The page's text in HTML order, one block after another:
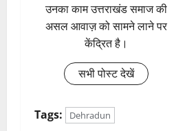
उनका काम उत्तराखंड समाज की
असल आवाज़ को सामने लाने पर
केंद्रित है।
सभी पोस्ट देखें
Tags: Dehradun